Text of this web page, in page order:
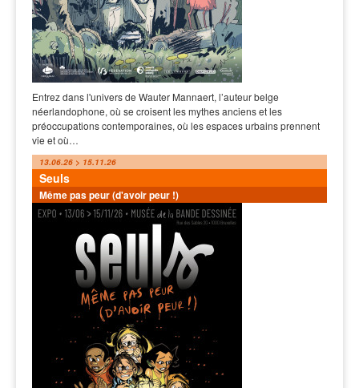
Entrez dans l'univers de Wauter Mannaert, l’auteur belge
néerlandophone, où se croisent les mythes anciens et les
préoccupations contemporaines, où les espaces urbains prennent
vie et où…
13.06.26 > 15.11.26
Seuls
Même pas peur (d'avoir peur !)